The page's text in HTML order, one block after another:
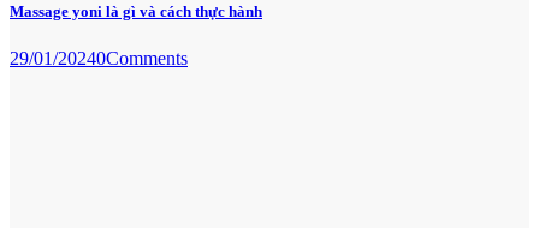
Massage yoni là gì và cách thực hành
29/01/20240Comments